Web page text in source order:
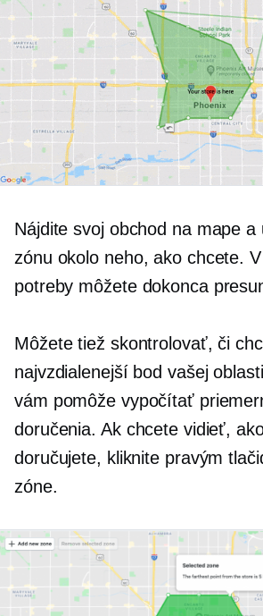
Nájdite svoj obchod na mape a
zónu okolo neho, ako chcete.
potreby môžete dokonca
Môžete tiež skontrolovať, či
najvzdialenejší bod vašej
vám pomôže vypočítať
doručenia. Ak chcete vidieť,
doručujete, kliknite pravým
zóne.